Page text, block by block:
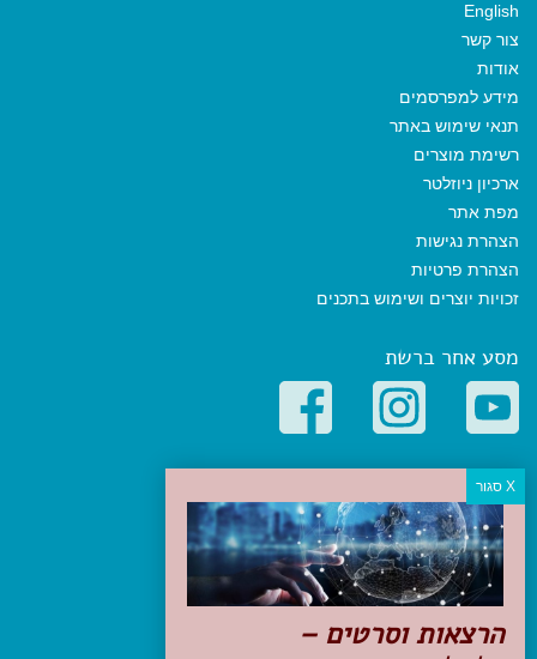
English
צור קשר
אודות
מידע למפרסמים
תנאי שימוש באתר
רשימת מוצרים
ארכיון ניוזלטר
מפת אתר
הצהרת נגישות
הצהרת פרטיות
זכויות יוצרים ושימוש בתכנים
מסע אחר ברשת
קטגוריות פופולריות
יעדים
טיולים בישראל
מלונות בוטיק בישראל
טיפים והמלצות
הכנות לנסיעה
הרצאות וסרטים –